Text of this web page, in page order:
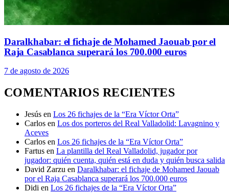
Daralkhabar: el fichaje de Mohamed Jaouab por el
Raja Casablanca superará los 700.000 euros
7 de agosto de 2026
COMENTARIOS RECIENTES
Jesús en Los 26 fichajes de la “Era Víctor Orta”
Carlos en Los dos porteros del Real Valladolid: Lavagnino y
Aceves
Carlos en Los 26 fichajes de la “Era Víctor Orta”
Fartus en La plantilla del Real Valladolid, jugador por
jugador: quién cuenta, quién está en duda y quién busca salida
David Zarzu en Daralkhabar: el fichaje de Mohamed Jaouab
por el Raja Casablanca superará los 700.000 euros
Didi en Los 26 fichajes de la “Era Víctor Orta”